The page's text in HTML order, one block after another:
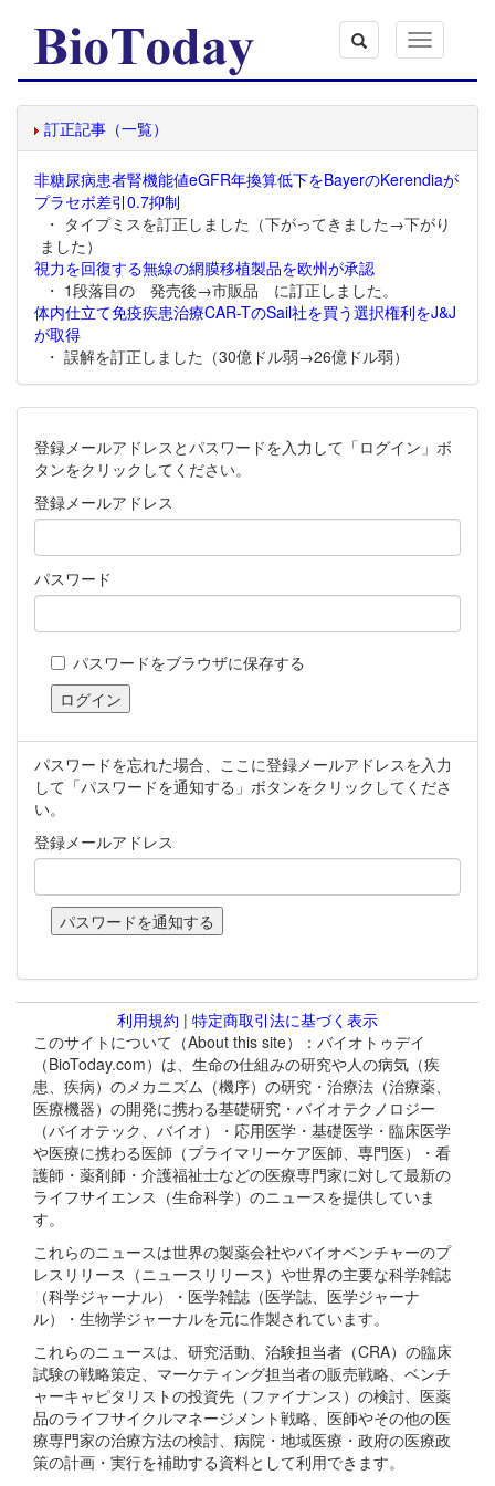
Toggle
navigation
訂正記事（一覧）
非糖尿病患者腎機能値eGFR年換算低下をBayerのKerendiaが
プラセボ差引0.7抑制
・ タイプミスを訂正しました（下がってきました→下がり
ました）
視力を回復する無線の網膜移植製品を欧州が承認
・ 1段落目の 発売後→市販品 に訂正しました。
体内仕立て免疫疾患治療CAR-TのSail社を買う選択権利をJ&J
が取得
・ 誤解を訂正しました（30億ドル弱→26億ドル弱）
登録メールアドレスとパスワードを入力して「ログイン」ボ
タンをクリックしてください。
登録メールアドレス
パスワード
パスワードをブラウザに保存する
パスワードを忘れた場合、ここに登録メールアドレスを入力
して「パスワードを通知する」ボタンをクリックしてくださ
い。
登録メールアドレス
利用規約 | 特定商取引法に基づく表示
このサイトについて（About this site）：バイオトゥデイ
（BioToday.com）は、生命の仕組みの研究や人の病気（疾
患、疾病）のメカニズム（機序）の研究・治療法（治療薬、
医療機器）の開発に携わる基礎研究・バイオテクノロジー
（バイオテック、バイオ）・応用医学・基礎医学・臨床医学
や医療に携わる医師（プライマリーケア医師、専門医）・看
護師・薬剤師・介護福祉士などの医療専門家に対して最新の
ライフサイエンス（生命科学）のニュースを提供していま
す。
これらのニュースは世界の製薬会社やバイオベンチャーのプ
レスリリース（ニュースリリース）や世界の主要な科学雑誌
（科学ジャーナル）・医学雑誌（医学誌、医学ジャーナ
ル）・生物学ジャーナルを元に作製されています。
これらのニュースは、研究活動、治験担当者（CRA）の臨床
試験の戦略策定、マーケティング担当者の販売戦略、ベンチ
ャーキャピタリストの投資先（ファイナンス）の検討、医薬
品のライフサイクルマネージメント戦略、医師やその他の医
療専門家の治療方法の検討、病院・地域医療・政府の医療政
策の計画・実行を補助する資料として利用できます。